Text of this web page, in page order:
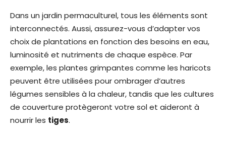
Dans un jardin permaculturel, tous les éléments sont
interconnectés. Aussi, assurez-vous d’adapter vos
choix de plantations en fonction des besoins en eau,
luminosité et nutriments de chaque espèce. Par
exemple, les plantes grimpantes comme les haricots
peuvent être utilisées pour ombrager d’autres
légumes sensibles à la chaleur, tandis que les cultures
de couverture protègeront votre sol et aideront à
nourrir les tiges.